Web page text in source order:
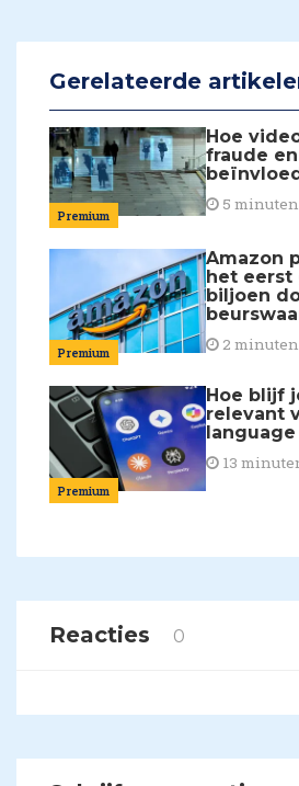
Gerelateerde
Premium
Hoe
fraude
5 minuten
Premium
Amazon
het eerst
biljoen
2 minuten
Premium
Hoe blijf
relevant
13
Reacties 0